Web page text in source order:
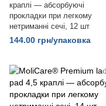
краплі — абсорбуючі
прокладки при легкому
нетриманні сечі, 12 шт
144.00 грн/упаковка